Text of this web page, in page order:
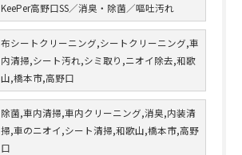
KeePer高野口SS／消臭・除菌／嘔吐汚れ
布シートクリーニング,シートクリーニング,車
内清掃,シート汚れ,シミ取り,ニオイ除去,和歌
山,橋本市,高野口
除菌,車内清掃,車内クリーニング,消臭,内装清
掃,車のニオイ,シート清掃,和歌山,橋本市,高野
口